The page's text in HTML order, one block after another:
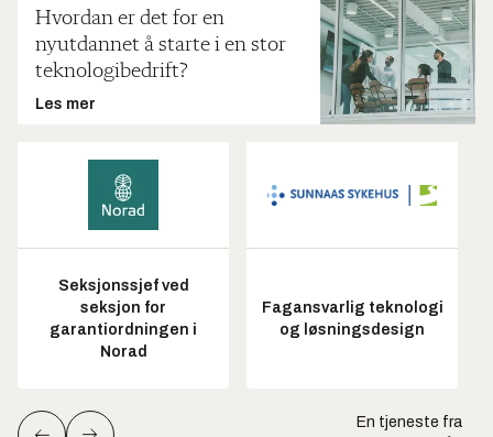
Hvordan er det for en
nyutdannet å starte i en stor
teknologibedrift?
Les mer
Seksjonssjef ved
seksjon for
garantiordningen i
Norad
Fagansvarlig teknologi
og løsningsdesign
En tjeneste fra